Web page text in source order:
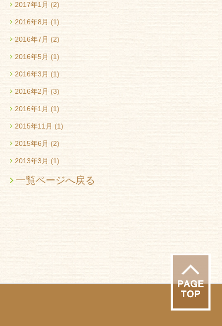
2017年1月 (2)
2016年8月 (1)
2016年7月 (2)
2016年5月 (1)
2016年3月 (1)
2016年2月 (3)
2016年1月 (1)
2015年11月 (1)
2015年6月 (2)
2013年3月 (1)
一覧ページへ戻る